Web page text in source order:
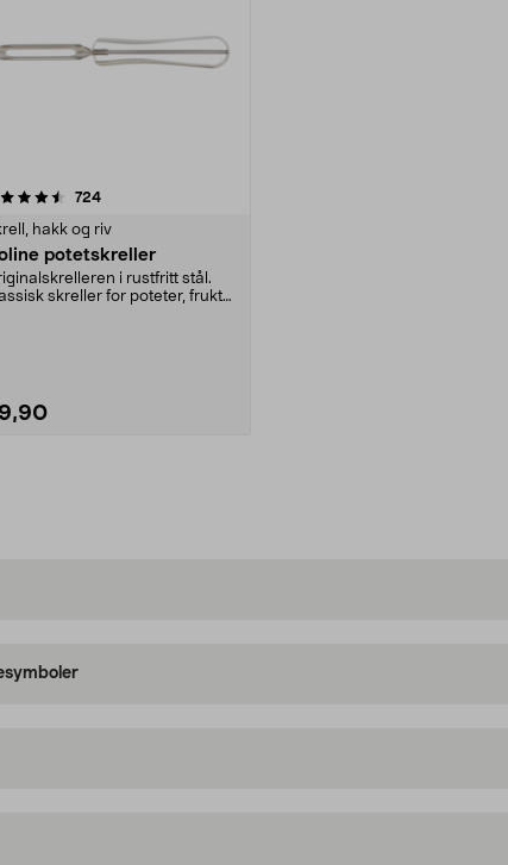
724anmeldelser
hakk og riv
potetskreller
i rustfritt stål.
skreller for poteter, frukt